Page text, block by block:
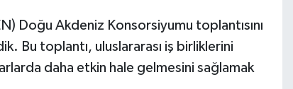
Doğu Akdeniz Konsorsiyumu toplantısını
Bu toplantı, uluslararası iş birliklerini
daha etkin hale gelmesini sağlamak